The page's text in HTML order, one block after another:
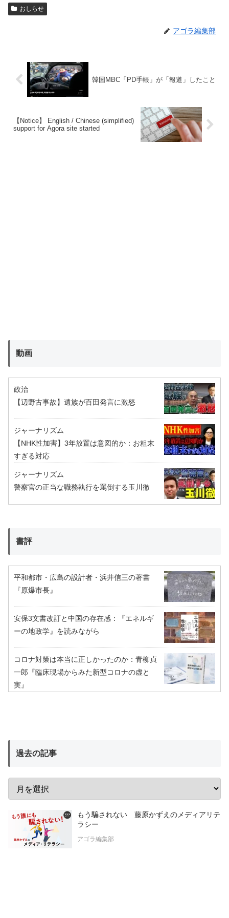
おしらせ
アゴラ編集部
韓国MBC「PD手帳」が「報道」したこと
【Notice】 English / Chinese (simplified)
support for Agora site started
動画
政治
【辺野古事故】遺族が百田発言に激怒
ジャーナリズム
【NHK性加害】3年放置は意図的か：お粗末
すぎる対応
ジャーナリズム
警察官の正当な職務執行を罵倒する玉川徹
書評
平和都市・広島の設計者・浜井信三の著書
『原爆市長』
安保3文書改訂と中国の存在感：『エネルギ
ーの地政学』を読みながら
コロナ対策は本当に正しかったのか：青柳貞
一郎『臨床現場からみた新型コロナの虚と
実』
過去の記事
もう騙されない 藤原かずえのメディアリテ
ラシー
アゴラ編集部